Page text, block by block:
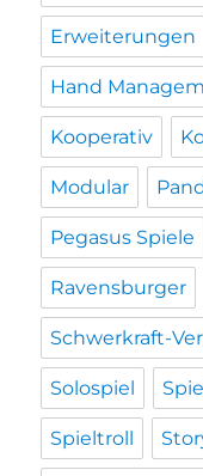
Erweiterungen
Hand
Kooperativ
Modular
Pegasus Spiele
Ravensburger
Schwerkraft-
Solospiel
Spieltroll